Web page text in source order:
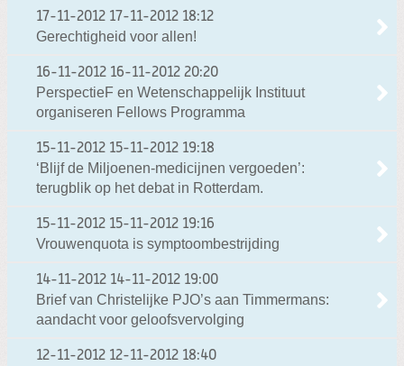
17-11-2012 17-11-2012 18:12
Gerechtigheid voor allen!
16-11-2012 16-11-2012 20:20
PerspectieF en Wetenschappelijk Instituut
organiseren Fellows Programma
15-11-2012 15-11-2012 19:18
‘Blijf de Miljoenen-medicijnen vergoeden’:
terugblik op het debat in Rotterdam.
15-11-2012 15-11-2012 19:16
Vrouwenquota is symptoombestrijding
14-11-2012 14-11-2012 19:00
Brief van Christelijke PJO’s aan Timmermans:
aandacht voor geloofsvervolging
12-11-2012 12-11-2012 18:40